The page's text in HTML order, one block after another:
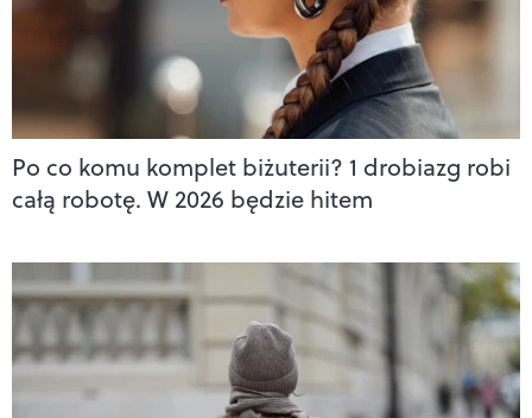
Po co komu komplet biżuterii? 1 drobiazg robi
całą robotę. W 2026 będzie hitem